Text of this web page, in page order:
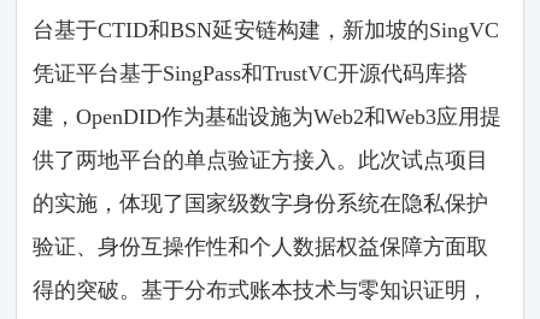
台基于CTID和BSN延安链构建，新加坡的SingVC
凭证平台基于SingPass和TrustVC开源代码库搭
建，OpenDID作为基础设施为Web2和Web3应用提
供了两地平台的单点验证方接入。此次试点项目
的实施，体现了国家级数字身份系统在隐私保护
验证、身份互操作性和个人数据权益保障方面取
得的突破。基于分布式账本技术与零知识证明，